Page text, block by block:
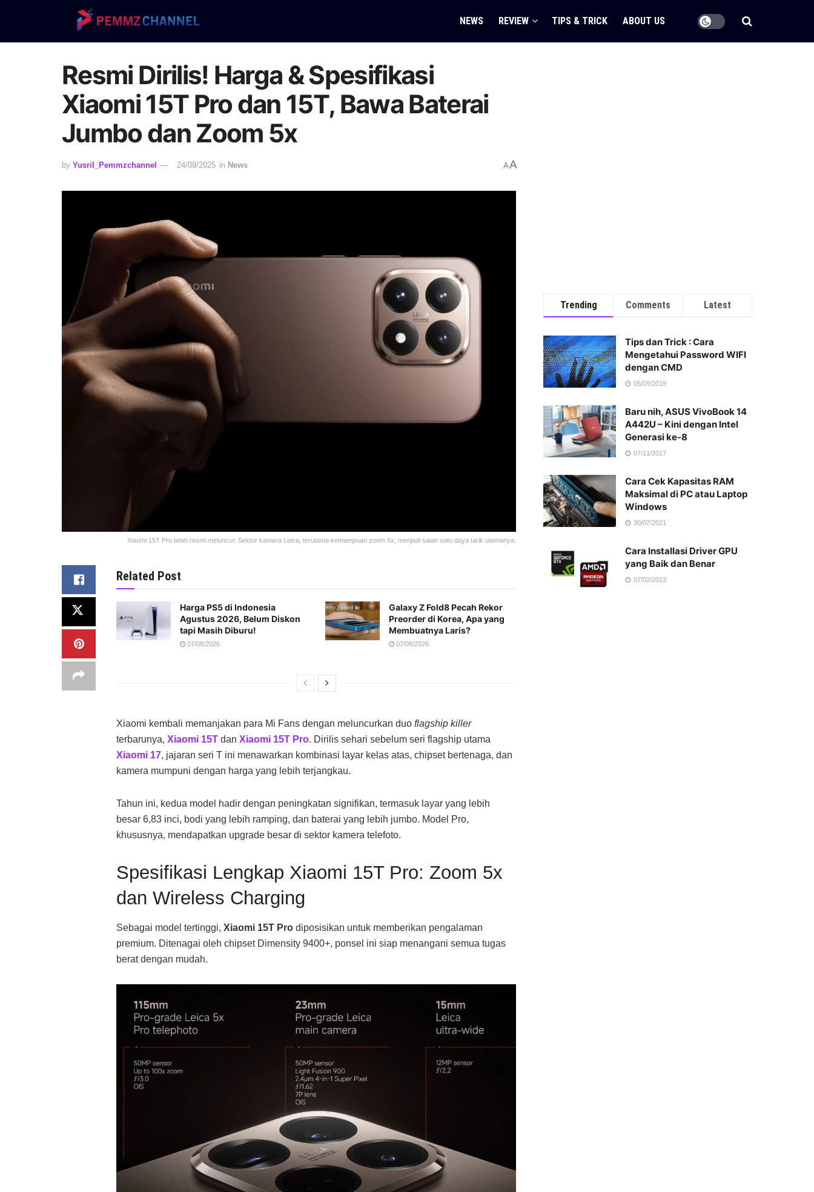
NEWS REVIEW TIPS & TRICK ABOUT US
Resmi Dirilis! Harga & Spesifikasi
Xiaomi 15T Pro dan 15T, Bawa Baterai
Jumbo dan Zoom 5x
by Yusril_Pemmzchannel 24/09/2025 in News AA
Xiaomi 15T Pro telah resmi meluncur. Sektor kamera Leica, terutama kemampuan zoom 5x, menjadi salah satu daya tarik utamanya.
Related Post
Harga PS5 di Indonesia
Agustus 2026, Belum Diskon
tapi Masih Diburu!
07/08/2026
Galaxy Z Fold8 Pecah Rekor
Preorder di Korea, Apa yang
Membuatnya Laris?
07/08/2026
Xiaomi kembali memanjakan para Mi Fans dengan meluncurkan duo flagship killer
terbarunya, Xiaomi 15T dan Xiaomi 15T Pro. Dirilis sehari sebelum seri flagship utama
Xiaomi 17, jajaran seri T ini menawarkan kombinasi layar kelas atas, chipset bertenaga, dan
kamera mumpuni dengan harga yang lebih terjangkau.
Tahun ini, kedua model hadir dengan peningkatan signifikan, termasuk layar yang lebih
besar 6,83 inci, bodi yang lebih ramping, dan baterai yang lebih jumbo. Model Pro,
khususnya, mendapatkan upgrade besar di sektor kamera telefoto.
Spesifikasi Lengkap Xiaomi 15T Pro: Zoom 5x
dan Wireless Charging
Sebagai model tertinggi, Xiaomi 15T Pro diposisikan untuk memberikan pengalaman
premium. Ditenagai oleh chipset Dimensity 9400+, ponsel ini siap menangani semua tugas
berat dengan mudah.
Trending Comments Latest
Tips dan Trick : Cara
Mengetahui Password WIFI
dengan CMD
05/09/2019
Baru nih, ASUS VivoBook 14
A442U – Kini dengan Intel
Generasi ke-8
07/11/2017
Cara Cek Kapasitas RAM
Maksimal di PC atau Laptop
Windows
30/07/2021
Cara Installasi Driver GPU
yang Baik dan Benar
07/02/2013